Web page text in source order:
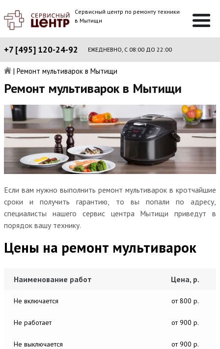
Сервисный центр по ремонту техники
в Мытищи
+7 [495] 120-24-92 ЕЖЕДНЕВНО, С 08:00 ДО 22:00
| Ремонт мультиварок в Мытищи
Ремонт мультиварок в Мытищи
Если вам нужно выполнить ремонт мультиварок в кротчайшие
сроки и получить гарантию, то вы попали по адресу,
специалисты нашего сервис центра Мытищи приведут в
порядок вашу технику.
Цены на ремонт мультиварок
Наименование работ Цена, р.
Не включается от 800 р.
Не работает от 900 р.
Не выключается от 900 р.